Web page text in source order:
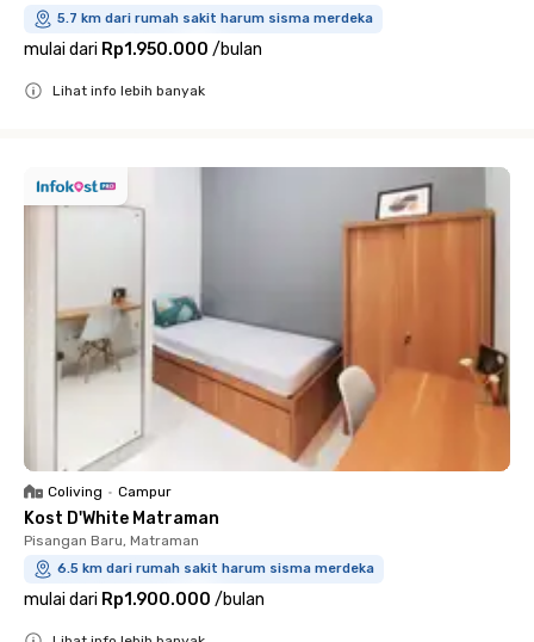
5.7 km dari rumah sakit harum sisma merdeka
mulai dari Rp1.950.000 /bulan
Lihat info lebih banyak
Coliving • Campur
Kost D'White Matraman
Pisangan Baru, Matraman
6.5 km dari rumah sakit harum sisma merdeka
mulai dari Rp1.900.000 /bulan